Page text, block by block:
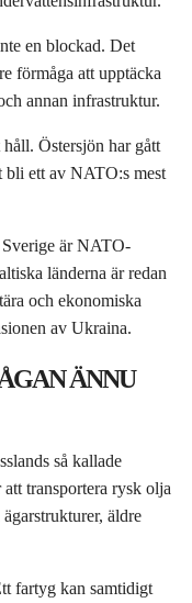
en blockad. Det
förmåga att upptäcka
annan infrastruktur.
Östersjön har gått
bli ett av NATO:s mest
är NATO-
länderna är redan
och ekonomiska
av Ukraina.
ÄNNU
så kallade
transportera rysk olja
äldre
fartyg kan samtidigt